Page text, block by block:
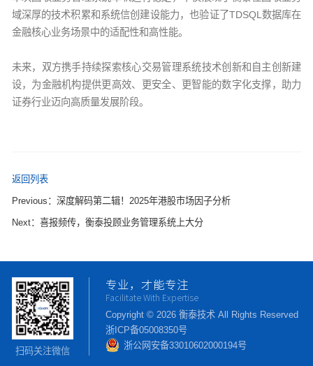
域深厚的技术积累和系统信创建设能力，也验证了TDSQL数据库在
金融核心业务场景中的适配性和高性能。
未来，双方携手持续探索核心交易管理系统技术创新和自主创新建
设，为金融机构提供更高效、更安全、更智能的数字化支撑，助力
证券行业迈向高质量发展阶段。
返回列表
Previous：深度解码第二辑！2025年港股市场因子分析
Next：喜报频传，衡泰投顾业务管理系统上大分
扫码关注微信
专业，才能专注
Facilitate With Expertise
Copyright © 2026 衡泰技术 All Rights Reserved
浙ICP备05008350号
浙公网安备33010602000194号